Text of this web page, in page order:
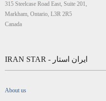
315 Steelcase Road East, Suite 201,
Markham, Ontario, L3R 2R5
Canada
IRAN STAR - ایران استار
About us